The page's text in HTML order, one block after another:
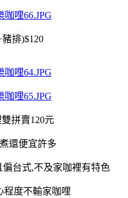
排)$120
拼賣120元
還便宜許多
台式,不及家咖裡有特色
程度不輸家咖哩